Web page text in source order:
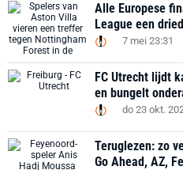
Alle Europese
League een
7 mei 23:31
FC Utrecht lijdt
en bungelt
do 23 okt.
Teruglezen: zo
Go Ahead, AZ,